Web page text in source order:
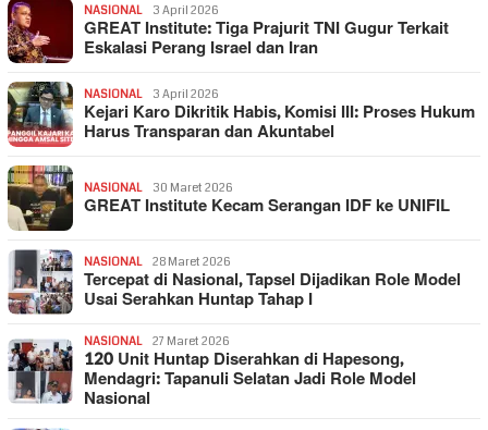
NASIONAL 3 April 2026
GREAT Institute: Tiga Prajurit TNI Gugur Terkait
Eskalasi Perang Israel dan Iran
NASIONAL 3 April 2026
Kejari Karo Dikritik Habis, Komisi III: Proses Hukum
Harus Transparan dan Akuntabel
NASIONAL 30 Maret 2026
GREAT Institute Kecam Serangan IDF ke UNIFIL
NASIONAL 28 Maret 2026
Tercepat di Nasional, Tapsel Dijadikan Role Model
Usai Serahkan Huntap Tahap I
NASIONAL 27 Maret 2026
120 Unit Huntap Diserahkan di Hapesong,
Mendagri: Tapanuli Selatan Jadi Role Model
Nasional